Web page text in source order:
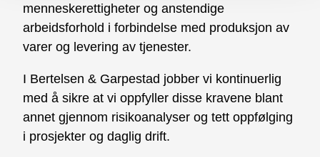
menneskerettigheter og anstendige
arbeidsforhold i forbindelse med produksjon av
varer og levering av tjenester.
I Bertelsen & Garpestad jobber vi kontinuerlig
med å sikre at vi oppfyller disse kravene blant
annet gjennom risikoanalyser og tett oppfølging
i prosjekter og daglig drift.